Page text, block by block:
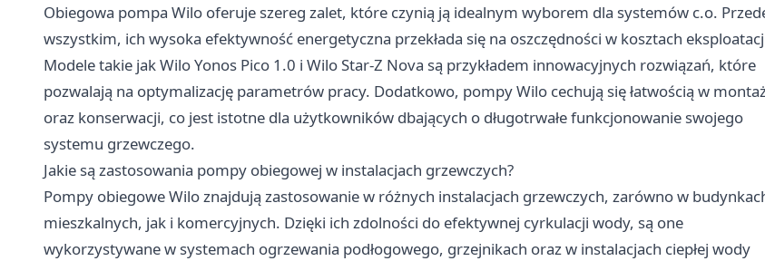
Obiegowa pompa Wilo oferuje szereg zalet, które czynią ją idealnym wyborem dla systemów c.o.
wszystkim, ich wysoka efektywność energetyczna przekłada się na oszczędności w kosztach
Modele takie jak Wilo Yonos Pico 1.0 i Wilo Star-Z Nova są przykładem innowacyjnych rozwiązań, które
pozwalają na optymalizację parametrów pracy. Dodatkowo, pompy Wilo cechują się łatwością w
oraz konserwacji, co jest istotne dla użytkowników dbających o długotrwałe funkcjonowanie swojego
systemu grzewczego.
Jakie są zastosowania pompy obiegowej w instalacjach grzewczych?
Pompy obiegowe Wilo znajdują zastosowanie w różnych instalacjach grzewczych, zarówno w
mieszkalnych, jak i komercyjnych. Dzięki ich zdolności do efektywnej cyrkulacji wody, są one
wykorzystywane w systemach ogrzewania podłogowego, grzejnikach oraz w instalacjach ciepłej wody